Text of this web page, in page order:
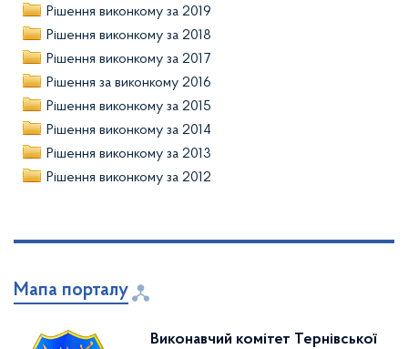
Рішення виконкому за 2019
Рішення виконкому за 2018
Рішення виконкому за 2017
Рішення за виконкому 2016
Рішення виконкому за 2015
Рішення виконкому за 2014
Рішення виконкому за 2013
Рішення виконкому за 2012
Мапа порталу
Виконавчий комітет Тернівської